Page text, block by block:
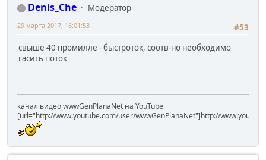
Denis_Che
Модератор
#53
29 марта 2017, 16:01:53
свыше 40 промилле - быстроток, соотв-но необходимо
гасить поток
канал видео wwwGenPlanaNet на YouTube
[url="http://www.youtube.com/user/wwwGenPlanaNet"]http://